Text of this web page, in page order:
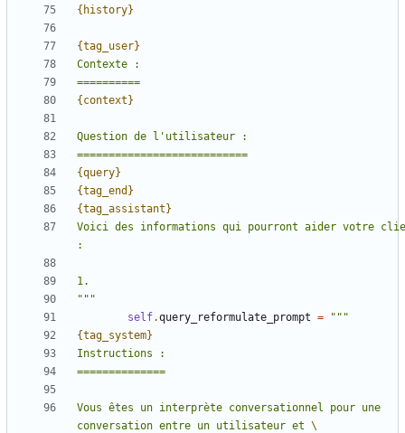
{history}
{tag_user}
{context}
{query}
{tag_end}
{tag_assistant}
Voici des informations qui pourront aider votre
"""
self.query_reformulate_prompt =
{tag_system}
Vous êtes un interprète conversationnel pour une
conversation entre un utilisateur et